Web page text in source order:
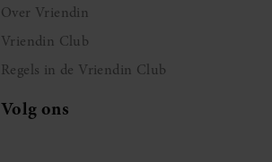
Over Vriendin
Vriendin Club
Regels in de Vriendin Club
Volg ons